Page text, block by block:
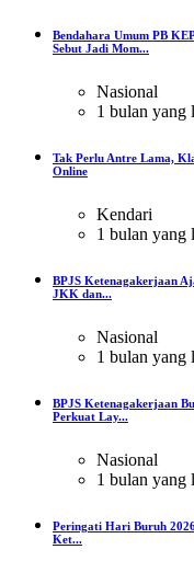
Bendahara Umum PB
Sebut Jadi Mom...
Nasional
1 bulan yang
Tak Perlu Antre Lama,
Online
Kendari
1 bulan yang
BPJS Ketenagakerjaan
JKK dan...
Nasional
1 bulan yang
BPJS Ketenagakerjaan
Perkuat Lay...
Nasional
1 bulan yang
Peringati Hari Buruh
Ket...